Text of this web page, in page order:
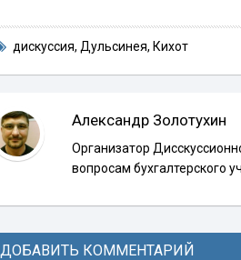
дискуссия, Дульсинея, Кихот
Александр Золотухин
Организатор
вопросам бухгалтерского
ДОБАВИТЬ КОММЕНТАРИЙ